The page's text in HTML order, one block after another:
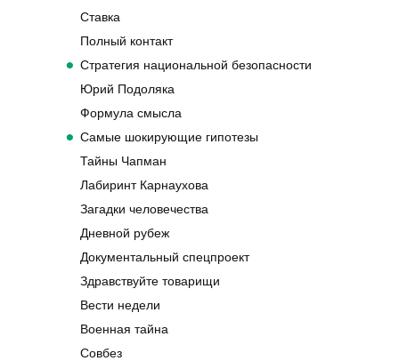
Ставка
Полный контакт
Стратегия национальной безопасности
Юрий Подоляка
Формула смысла
Самые шокирующие гипотезы
Тайны Чапман
Лабиринт Карнаухова
Загадки человечества
Дневной рубеж
Документальный спецпроект
Здравствуйте товарищи
Вести недели
Военная тайна
Совбез